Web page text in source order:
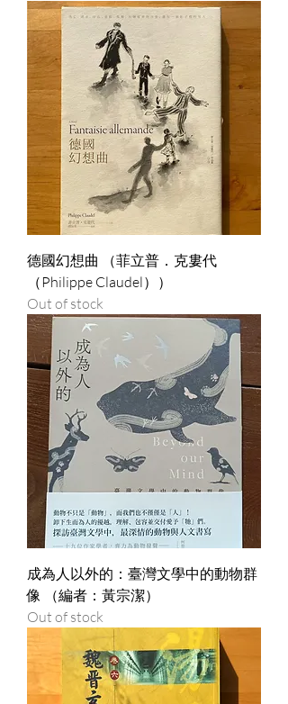
德國幻想曲 （菲立普．克婁代
（Philippe Claudel））
Out of stock
成為人以外的：臺灣文學中的動物群
像 （編者：黃宗潔）
Out of stock